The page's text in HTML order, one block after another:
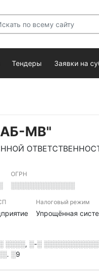
Тендеры Заявки на
МВ"
ОГРН
░░░░░░░░░░░░░
Налоговый режим
Упрощённая
░░░░, ░-░
░9